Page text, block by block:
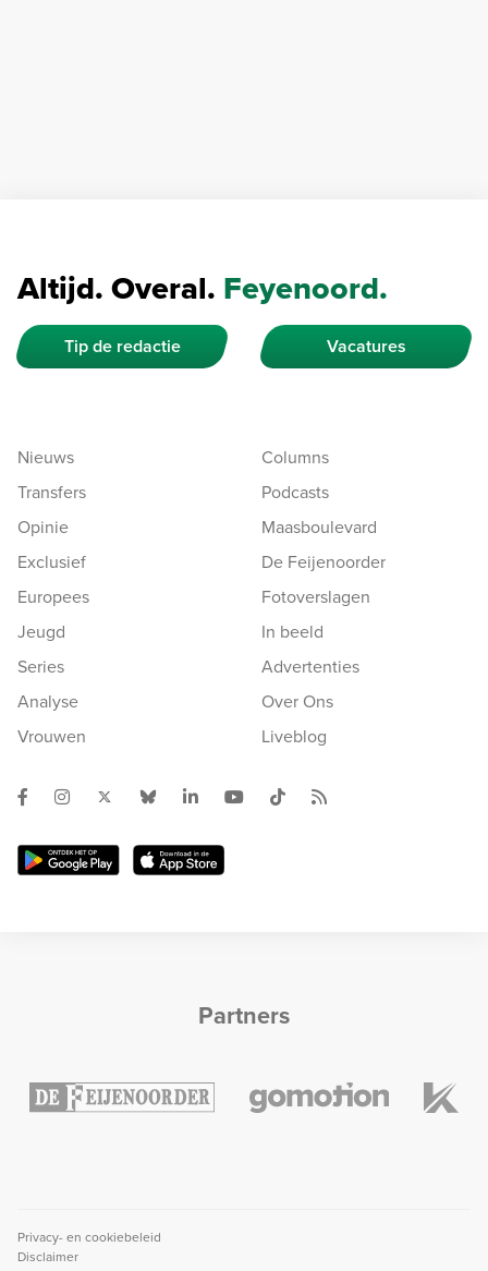
Altijd. Overal. Feyenoord.
Tip de redactie Vacatures
Nieuws
Transfers
Opinie
Exclusief
Europees
Jeugd
Series
Analyse
Vrouwen
Columns
Podcasts
Maasboulevard
De Feijenoorder
Fotoverslagen
In beeld
Advertenties
Over Ons
Liveblog
Partners
Privacy- en cookiebeleid
Disclaimer